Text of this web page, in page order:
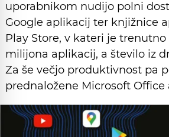
uporabnikom nudijo polni
Google aplikacij ter knjižnice
Play Store, v kateri je trenutno
milijona aplikacij, a število iz
Za še večjo produktivnost pa
prednaložene Microsoft Office